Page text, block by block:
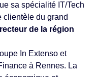
sa spécialité IT/Tech
clientèle du grand
de la région
In Extenso et
à Rennes. La